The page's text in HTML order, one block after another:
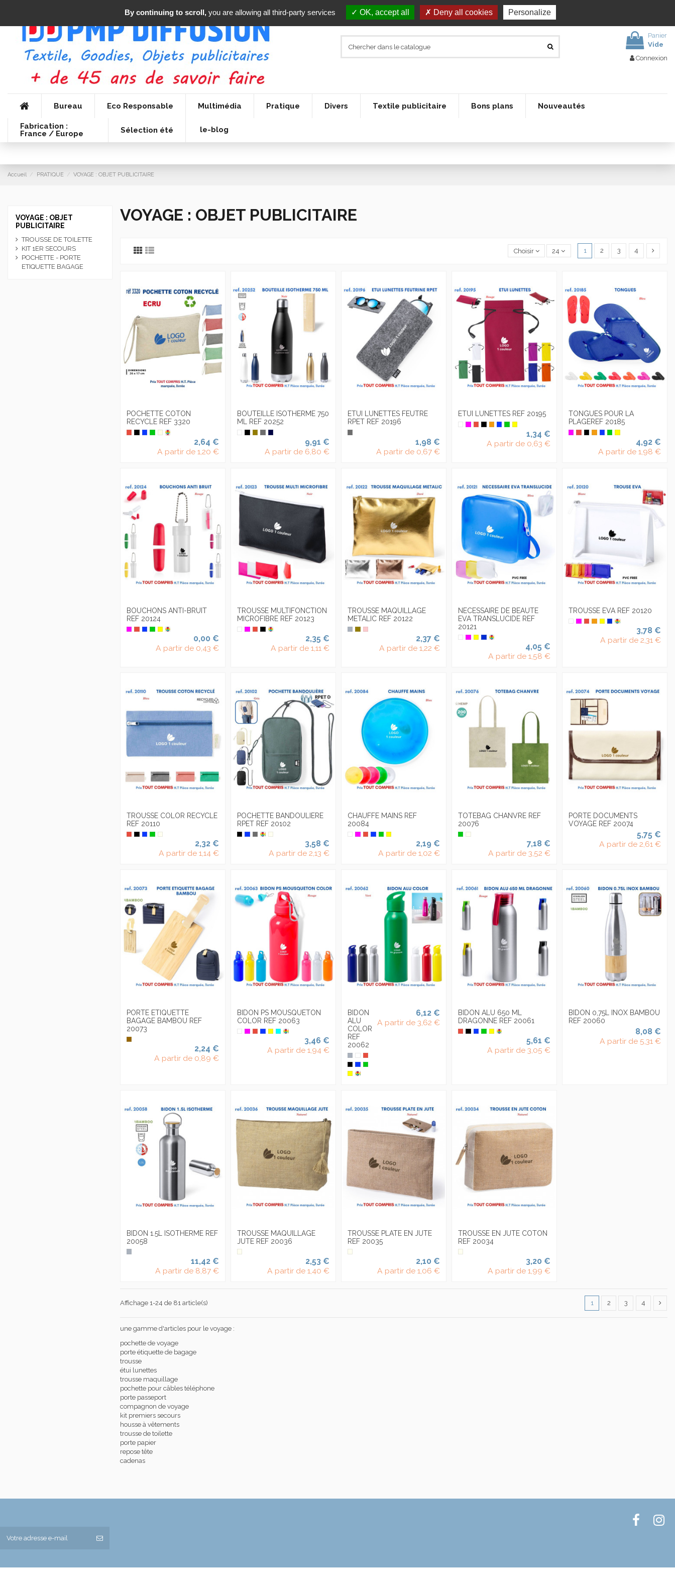
Panier
Vide
Connexion
Bureau Eco Responsable Multimédia Pratique Divers Textile publicitaire Bons plans Nouveautés
Fabrication :
France / Europe
Sélection été le-blog
Accueil PRATIQUE VOYAGE : OBJET PUBLICITAIRE
VOYAGE : OBJET PUBLICITAIRE
Choisir 24 1 2 3 4
POCHETTE COTON
RECYCLE REF 3320
2,64 €
A partir de 1,20 €
BOUTEILLE ISOTHERME 750
ML REF 20252
9,91 €
A partir de 6,80 €
ETUI LUNETTES FEUTRE
RPET REF 20196
1,98 €
A partir de 0,67 €
ETUI LUNETTES REF 20195
1,34 €
A partir de 0,63 €
TONGUES POUR LA
PLAGEREF 20185
4,92 €
A partir de 1,98 €
BOUCHONS ANTI-BRUIT
REF 20124
0,00 €
A partir de 0,43 €
TROUSSE MULTIFONCTION
MICROFIBRE REF 20123
2,35 €
A partir de 1,11 €
TROUSSE MAQUILLAGE
METALIC REF 20122
2,37 €
A partir de 1,22 €
NECESSAIRE DE BEAUTE
EVA TRANSLUCIDE REF
20121
4,05 €
A partir de 1,58 €
TROUSSE EVA REF 20120
3,78 €
A partir de 2,31 €
TROUSSE COLOR RECYCLE
REF 20110
2,32 €
A partir de 1,14 €
POCHETTE BANDOULIERE
RPET REF 20102
3,58 €
A partir de 2,13 €
CHAUFFE MAINS REF
20084
2,19 €
A partir de 1,02 €
TOTEBAG CHANVRE REF
20076
7,18 €
A partir de 3,52 €
PORTE DOCUMENTS
VOYAGE REF 20074
5,75 €
A partir de 2,61 €
PORTE ETIQUETTE
BAGAGE BAMBOU REF
20073
2,24 €
A partir de 0,89 €
BIDON PS MOUSQUETON
COLOR REF 20063
3,46 €
A partir de 1,94 €
BIDON
ALU
COLOR
REF
20062
6,12 €
A partir de 3,62 €
BIDON ALU 650 ML
DRAGONNE REF 20061
5,61 €
A partir de 3,05 €
BIDON 0,75L INOX BAMBOU
REF 20060
8,08 €
A partir de 5,31 €
BIDON 1.5L ISOTHERME REF
20058
11,42 €
A partir de 8,87 €
TROUSSE MAQUILLAGE
JUTE REF 20036
2,53 €
A partir de 1,40 €
TROUSSE PLATE EN JUTE
REF 20035
2,10 €
A partir de 1,06 €
TROUSSE EN JUTE COTON
REF 20034
3,20 €
A partir de 1,99 €
Affichage 1-24 de 81 article(s) 1 2 3 4
une gamme d'articles pour le voyage :
pochette de voyage
porte étiquette de bagage
trousse
étui lunettes
trousse maquillage
pochette pour câbles téléphone
porte passeport
compagnon de voyage
kit premiers secours
housse à vêtements
trousse de toilette
porte papier
repose tête
cadenas
VOYAGE : OBJET
PUBLICITAIRE
TROUSSE DE TOILETTE
KIT 1ER SECOURS
POCHETTE - PORTE
ETIQUETTE BAGAGE
By continuing to scroll,you are allowing all third-party services OK, accept all Deny all cookies Personalize